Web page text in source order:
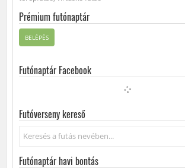
Prémium futónaptár
BELÉPÉS
Futónaptár Facebook
Futóverseny kereső
Keresés...
Futónaptár havi bontás